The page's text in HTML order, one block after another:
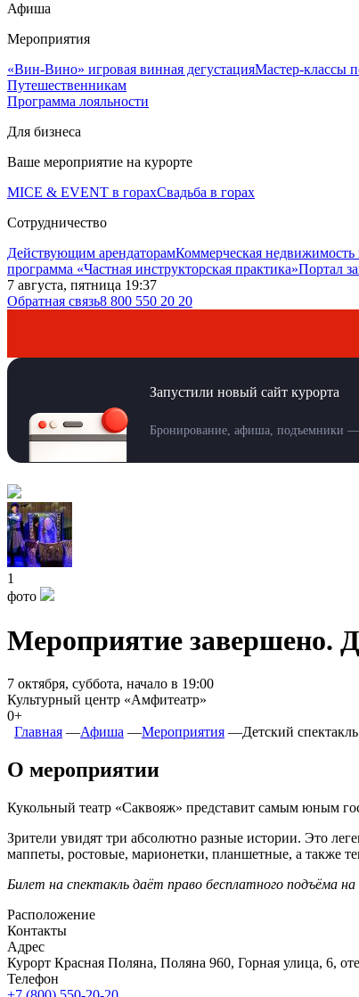
Афиша
Мероприятия
«Вин-Вино» игровая винная дегустацияМастер-классы
Путешественникам
Программа лояльности
Для бизнеса
Ваше мероприятие на курорте
MICE & EVENT в горахСвадьба в горах
Сотрудничество
Действующим арендаторамКоммерческая
программа «Частная инструкторская практика»Портал
7 августа, пятница 19:37
Обратная связь8 800 550 20 20
Запустили новый сайт курорта
Бронирование, афиша, подъемники —
1
фото
Мероприятие завершено.
7 октября, суббота, начало в 19:00
Культурный центр «Амфитеатр»
0+
Главная ―Афиша ―Мероприятия ―Детский
О мероприятии
Кукольный театр «Саквояж» представит самым юным
Зрители увидят три абсолютно разные истории. Это
маппеты, ростовые, марионетки, планшетные, а также
Билет на спектакль даёт право бесплатного подъёма
Расположение
Контакты
Адрес
Курорт Красная Поляна, Поляна 960, Горная улица, 6,
Телефон